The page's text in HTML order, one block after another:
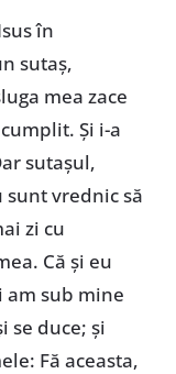
în
sutaș,
mea zace
Și i-a
sutașul,
sunt vrednic să
zi cu
Că și eu
am sub mine
se duce; și
Fă aceasta,